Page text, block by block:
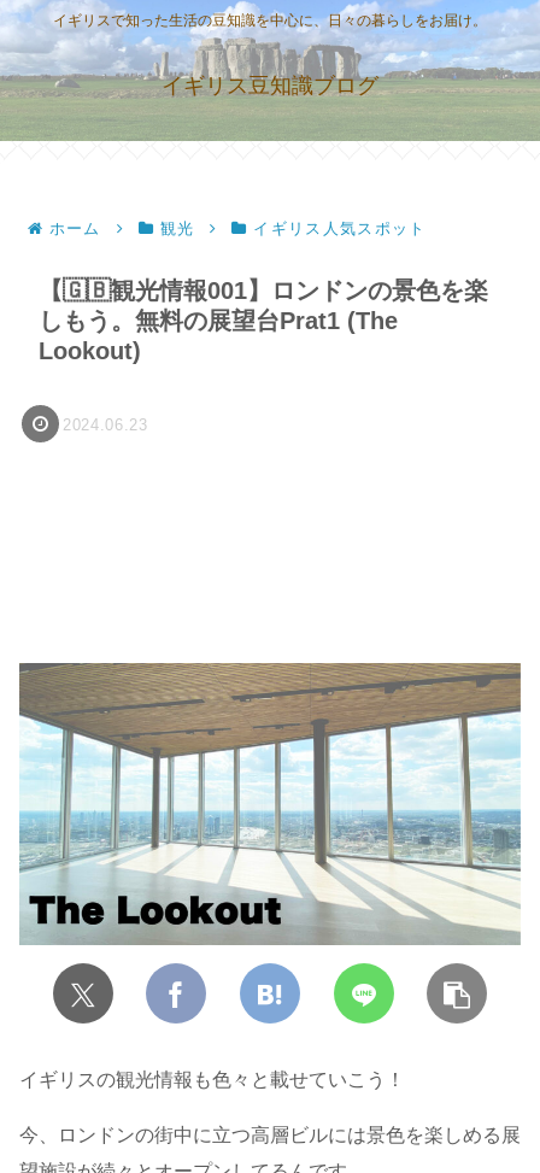
イギリスで知った生活の豆知識を中心に、日々の暮らしをお届け。
イギリス豆知識ブログ
ホーム 観光 イギリス人気スポット
【🇬🇧観光情報001】ロンドンの景色を楽
しもう。無料の展望台Prat1 (The
Lookout)
2024.06.23
イギリスの観光情報も色々と載せていこう！
今、ロンドンの街中に立つ高層ビルには景色を楽しめる展